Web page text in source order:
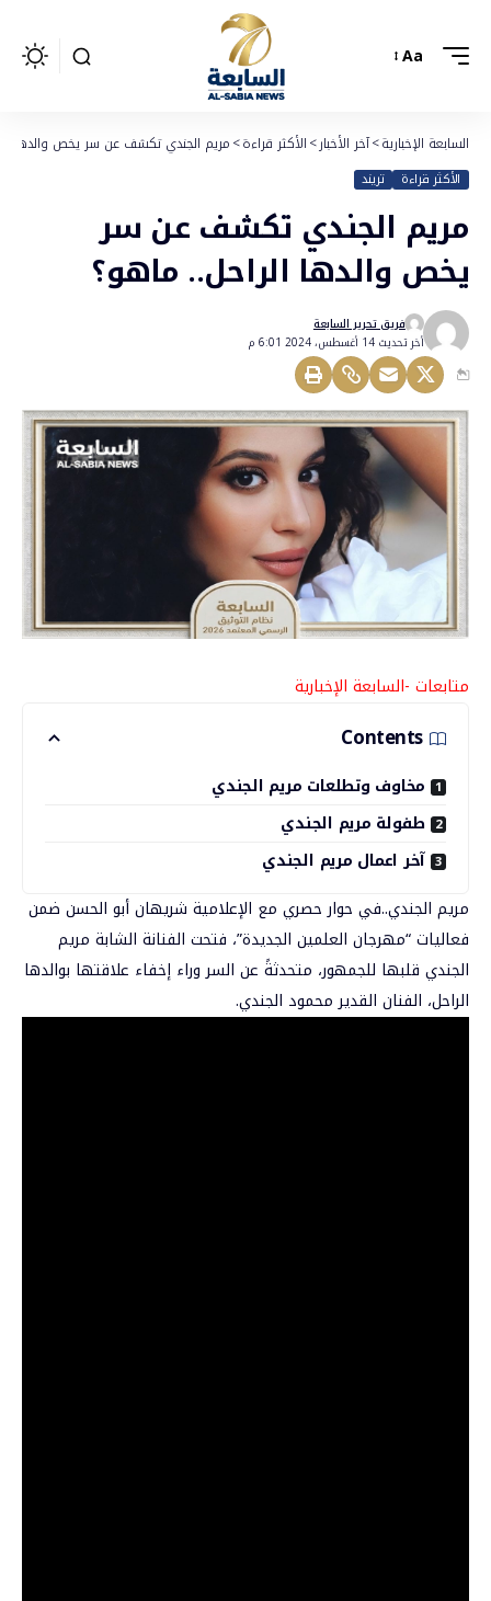
Aa
السابعة الإخبارية>آخر الأخبار>الأكثر قراءة>مريم الجندي تكشف عن سر يخص والدها
الأكثر قراءة تريند
مريم الجندي تكشف عن سر
يخص والدها الراحل.. ماهو؟
أخر تحديث 14 أغسطس، 2024 6:01 م
فريق تحرير السابعة
متابعات -السابعة الإخبارية
Contents
مخاوف وتطلعات مريم الجندي
طفولة مريم الجندي
آخر اعمال مريم الجندي
مريم الجندي..في حوار حصري مع الإعلامية شريهان أبو الحسن ضمن
فعاليات “مهرجان العلمين الجديدة”، فتحت الفنانة الشابة مريم
الجندي قلبها للجمهور، متحدثةً عن السر وراء إخفاء علاقتها بوالدها
الراحل، الفنان القدير محمود الجندي.